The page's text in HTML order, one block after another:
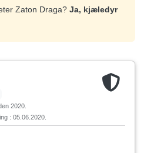
Zaton Draga? Ja, kjæledyr
2020.
: 05.06.2020.